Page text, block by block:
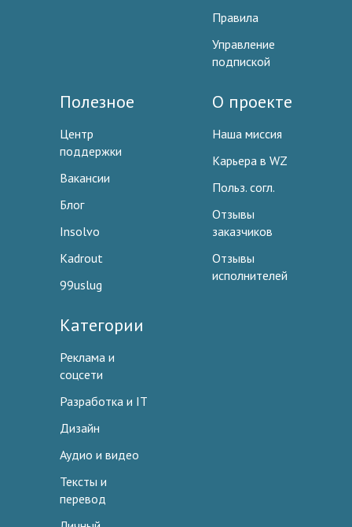
Правила
Управление
подпиской
Полезное
Центр
поддержки
Вакансии
Блог
Insolvo
Kadrout
99uslug
О проекте
Наша миссия
Карьера в WZ
Польз. согл.
Отзывы
заказчиков
Отзывы
исполнителей
Категории
Реклама и
соцсети
Разработка и IT
Дизайн
Аудио и видео
Тексты и
перевод